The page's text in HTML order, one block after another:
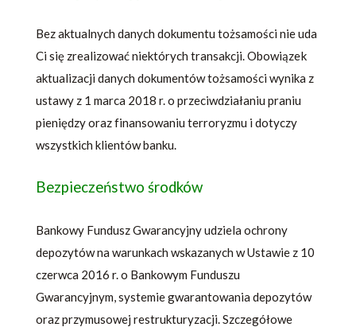
Bez aktualnych danych dokumentu tożsamości nie uda
Ci się zrealizować niektórych transakcji. Obowiązek
aktualizacji danych dokumentów tożsamości wynika z
ustawy z 1 marca 2018 r. o przeciwdziałaniu praniu
pieniędzy oraz finansowaniu terroryzmu i dotyczy
wszystkich klientów banku.
Bezpieczeństwo środków
Bankowy Fundusz Gwarancyjny udziela ochrony
depozytów na warunkach wskazanych w Ustawie z 10
czerwca 2016 r. o Bankowym Funduszu
Gwarancyjnym, systemie gwarantowania depozytów
oraz przymusowej restrukturyzacji. Szczegółowe